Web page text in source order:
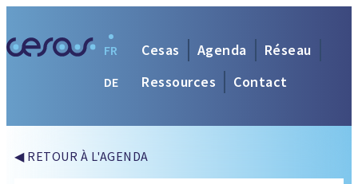
Cesas Agenda
Réseau
Ressources
Contact
FR
DE
◀ RETOUR À L'AGENDA